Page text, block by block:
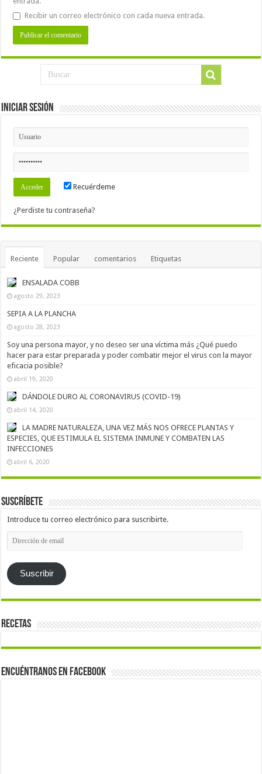
Recibir un correo electrónico con cada nueva entrada.
Iniciar Sesión
Recuérdeme
¿Perdiste tu contraseña?
Reciente Popular comentarios Etiquetas
ENSALADA COBB
agosto 29, 2023
SEPIA A LA PLANCHA
agosto 28, 2023
Soy una persona mayor, y no deseo ser una víctima más ¿Qué puedo
hacer para estar preparada y poder combatir mejor el virus con la mayor
eficacia posible?
abril 19, 2020
DÁNDOLE DURO AL CORONAVIRUS (COVID-19)
abril 14, 2020
LA MADRE NATURALEZA, UNA VEZ MÁS NOS OFRECE PLANTAS Y
ESPECIES, QUE ESTIMULA EL SISTEMA INMUNE Y COMBATEN LAS
INFECCIONES
abril 6, 2020
Suscríbete
Introduce tu correo electrónico para suscribirte.
Dirección
de
email
Suscribir
Recetas
Encuéntranos en Facebook